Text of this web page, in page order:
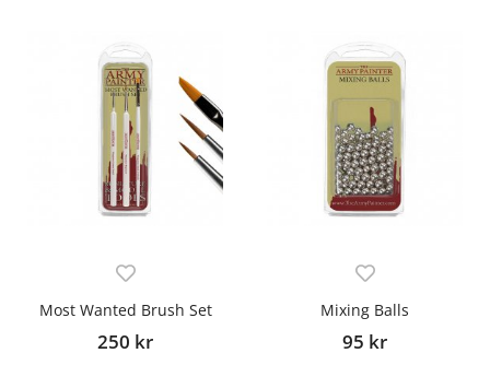
Most Wanted Brush Set
250 kr
Mixing Balls
95 kr